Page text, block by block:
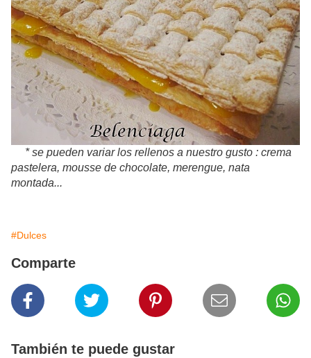
* se pueden variar los rellenos a nuestro gusto : crema
pastelera, mousse de chocolate, merengue, nata
montada...
#Dulces
Comparte
También te puede gustar